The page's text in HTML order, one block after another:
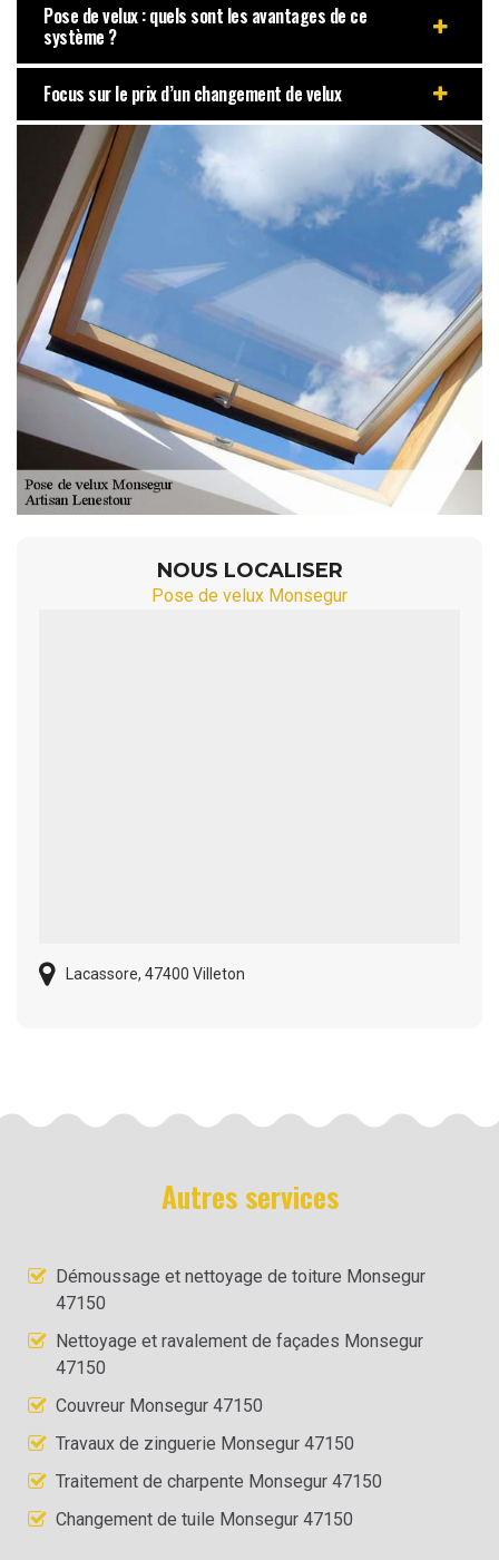
Pose de velux : quels sont les avantages de ce
système ?
Focus sur le prix d’un changement de velux
NOUS LOCALISER
Pose de velux Monsegur
Lacassore, 47400 Villeton
Autres services
Démoussage et nettoyage de toiture Monsegur
47150
Nettoyage et ravalement de façades Monsegur
47150
Couvreur Monsegur 47150
Travaux de zinguerie Monsegur 47150
Traitement de charpente Monsegur 47150
Changement de tuile Monsegur 47150